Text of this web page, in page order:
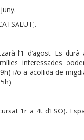
l’1 d’agost. Es durà
interessades
i/o a acollida de
1r a 4t d’ESO).